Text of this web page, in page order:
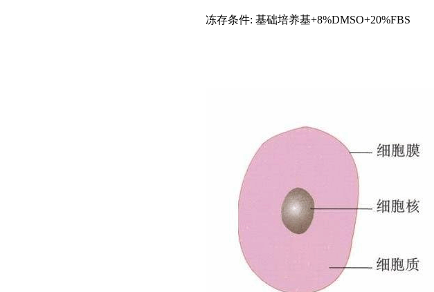
冻存条件: 基础培养基+8%DMSO+20%FBS